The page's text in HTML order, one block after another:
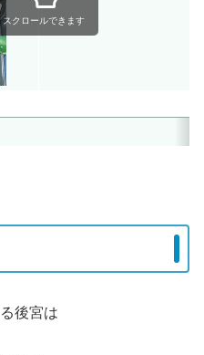
スクロールできます
後宮は